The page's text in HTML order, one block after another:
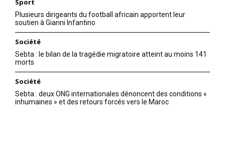
Sport
Plusieurs dirigeants du football africain apportent leur
soutien à Gianni Infantino
Société
Sebta : le bilan de la tragédie migratoire atteint au moins 141
morts
Société
Sebta : deux ONG internationales dénoncent des conditions «
inhumaines » et des retours forcés vers le Maroc